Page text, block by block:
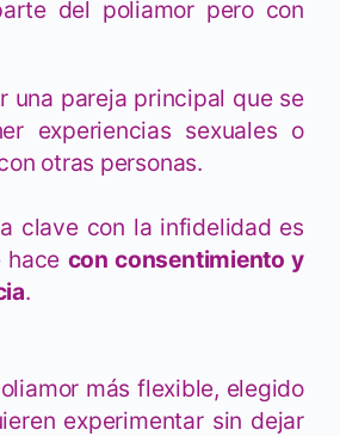
del poliamor pero con
una pareja principal que se
experiencias sexuales o
otras personas.
clave con la infidelidad es
hace con consentimiento y
.
más flexible, elegido
experimentar sin dejar